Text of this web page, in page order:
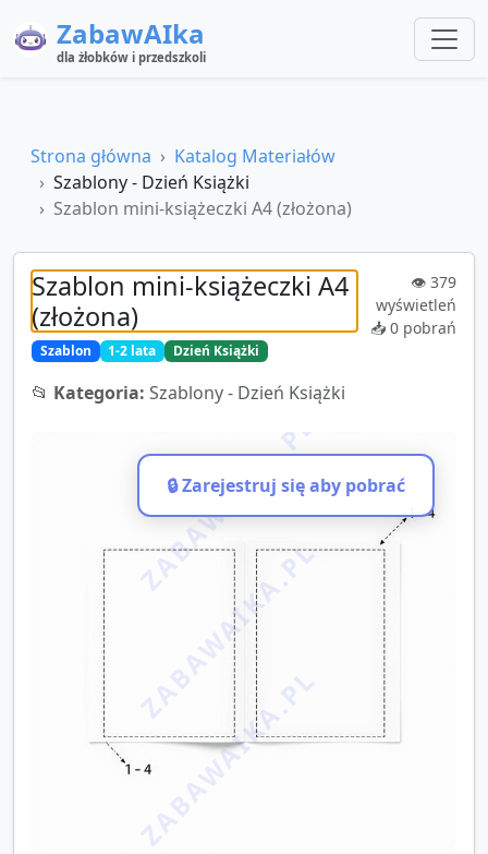
ZabawAIka
dla żłobków i przedszkoli
Strona główna
Katalog Materiałów
Szablony - Dzień Książki
Szablon mini-książeczki A4 (złożona)
Szablon mini-książeczki A4
(złożona)
Szablon 1-2 lata Dzień Książki
👁️ 379
wyświetleń
📥 0 pobrań
📂 Kategoria: Szablony - Dzień Książki
ZABAWAIKA.PL
ZABAWAIKA.PL
ZABAWAIKA.PL
🔒 Zarejestruj się aby pobrać